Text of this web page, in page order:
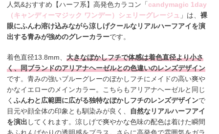
人気&おすすめ【ハーフ系】高発色カラコン「candymagic 1day
（キャンディーマジック ワンデー）シェリーグレージュ 」は、裸
眼にふんわ溶け込みながら涼しげクールなリアルハーフアイを演
出する青みが強めのグレーカラーです。
着色直径13.8mm、大きなぼかしフチで体感は着色直径より小さ
く、同ブランドのアリアナヘーゼルとの色違いのレンズデザイン
です。青みの強いブルーグレーのぼかしフチにメイドの高い爽や
かなイエローのメインカラー。こちらもアリアナヘーゼルと同じ
くふんわと広範囲に広がる独特なぼかしフチのレンズデザインで
目元や顔全体の印象とも馴染みが良く、 自然なリアルハーフアイ
を演出 してくれます。涼しげで爽やかな色味の配色は着けた瞬間